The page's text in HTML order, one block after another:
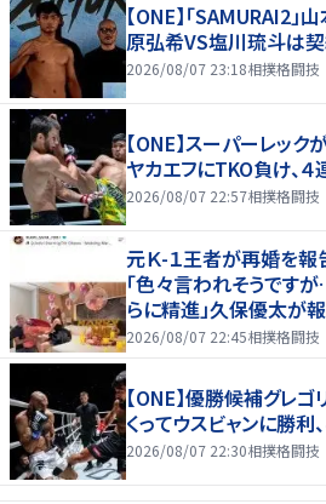
【ONE】「SAMURAI2
原弘希VS塩川琉斗は
2026/08/07 23:18相撲格闘技
【ONE】スーパーレッ
ヤカエフにTKO負け、
2026/08/07 22:57相撲格闘技
元Ｋ-１王者が再婚を
「色々言われそうです
らに精進」久保優太が
2026/08/07 22:45相撲格闘技
【ONE】優勝候補グレ
くってウスビャンに勝利
2026/08/07 22:30相撲格闘技